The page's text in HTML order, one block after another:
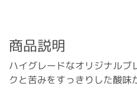
商品説明
ハイグレードなオリジナルブ
クと苦みをすっきりした酸味